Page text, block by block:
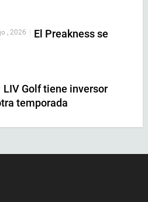
, 2026 | El Preakness se
LIV Golf tiene inversor
temporada